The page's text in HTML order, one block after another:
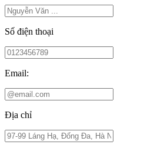
Số điện thoại
Email:
Địa chỉ